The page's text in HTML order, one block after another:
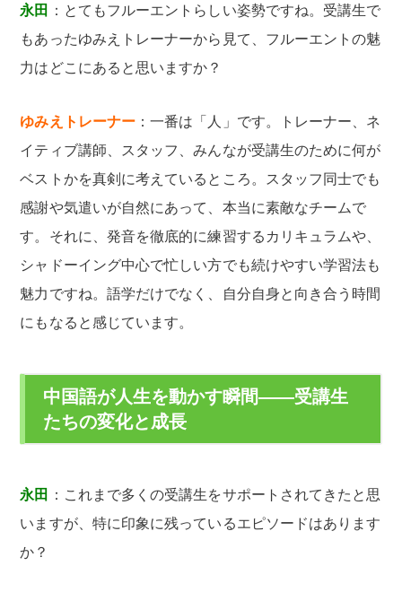
永田
：とてもフルーエントらしい姿勢ですね。受講生で
もあったゆみえトレーナーから見て、フルーエントの魅
力はどこにあると思いますか？
ゆみえトレーナー ：一番は「人」です。トレーナー、ネ
イティブ講師、スタッフ、みんなが受講生のために何が
ベストかを真剣に考えているところ。スタッフ同士でも
感謝や気遣いが自然にあって、本当に素敵なチームで
す。それに、発音を徹底的に練習するカリキュラムや、
シャドーイング中心で忙しい方でも続けやすい学習法も
魅力ですね。語学だけでなく、自分自身と向き合う時間
にもなると感じています。
中国語が人生を動かす瞬間――受講生
たちの変化と成長
永田
：これまで多くの受講生をサポートされてきたと思
いますが、特に印象に残っているエピソードはあります
か？